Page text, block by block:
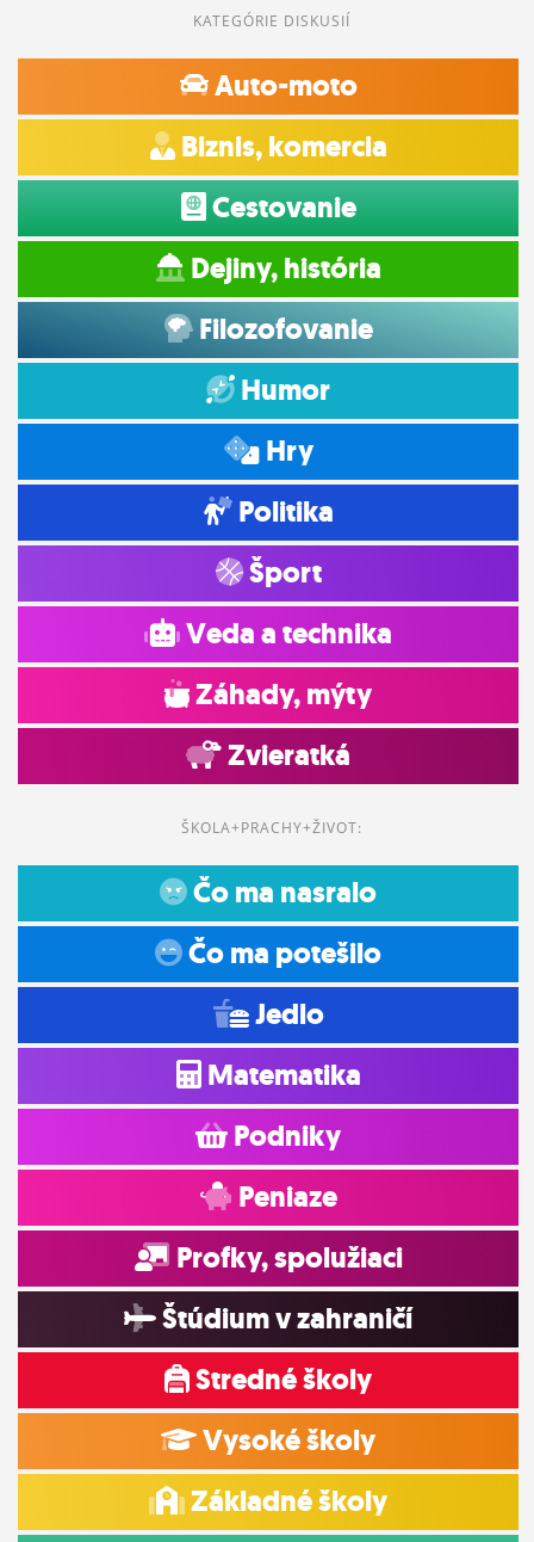
KATEGÓRIE DISKUSIÍ
Auto-moto
Biznis, komercia
Cestovanie
Dejiny, história
Filozofovanie
Humor
Hry
Politika
Šport
Veda a technika
Záhady, mýty
Zvieratká
ŠKOLA+PRACHY+ŽIVOT:
Čo ma nasralo
Čo ma potešilo
Jedlo
Matematika
Podniky
Peniaze
Profky, spolužiaci
Štúdium v zahraničí
Stredné školy
Vysoké školy
Základné školy